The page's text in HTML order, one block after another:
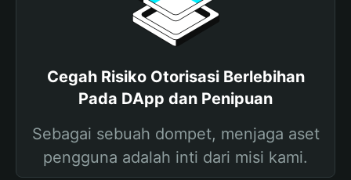
Cegah Risiko Otorisasi Berlebihan
Pada DApp dan Penipuan
Sebagai sebuah dompet, menjaga aset
pengguna adalah inti dari misi kami.